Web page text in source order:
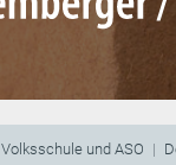
Volksschule und ASO